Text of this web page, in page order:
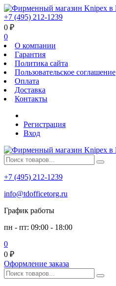
+7 (495) 212-1239
0 ₽
0
О компании
Гарантия
Политика сайта
Пользовательское соглашение
Оплата
Доставка
Контакты
Регистрация
Вход
+7 (495) 212-1239
info@tdofficetorg.ru
График работы
пн - пт: 09:00 - 18:00
0
0 ₽
Оформление заказа